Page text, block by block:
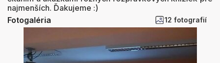
najmenších. Ďakujeme :)
Fotogaléria
12 fotografií